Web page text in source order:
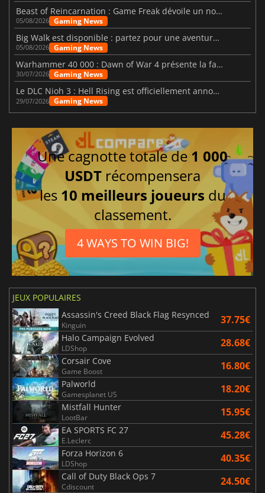
Beast of Reincarnation : Game Freak dévoile un nouveau pari
05/08/2026 Gaming News
Big Walk est disponible : partez pour une aventure entre amis
05/08/2026 Gaming News
Warhammer 40 000 : Dawn of War 4 présente la faction des Nécrons
30/07/2026 Gaming News
Le DLC Nioh 3 : Hell Rising est officiellement annoncé
29/07/2026 Gaming News
Une cagnotte totale de 1 000
USDT récompensera
les 10 meilleurs joueurs du
classement.
4 WAYS TO WIN BIG!
JEUX POPULAIRES
Assassin's Creed Black Flag Resynced
Kinguin 37.75€
Halo Campaign Evolved
LDShop 28.68€
Corsair Cove
Game Boost 16.80€
Palworld
Gamesplanet US 18.20€
Mistfall Hunter
LootBar 15.95€
EA SPORTS FC 27
E.Leclerc 45.28€
Forza Horizon 6
LDShop 40.35€
Call of Duty Black Ops 7
Cdiscount 24.50€